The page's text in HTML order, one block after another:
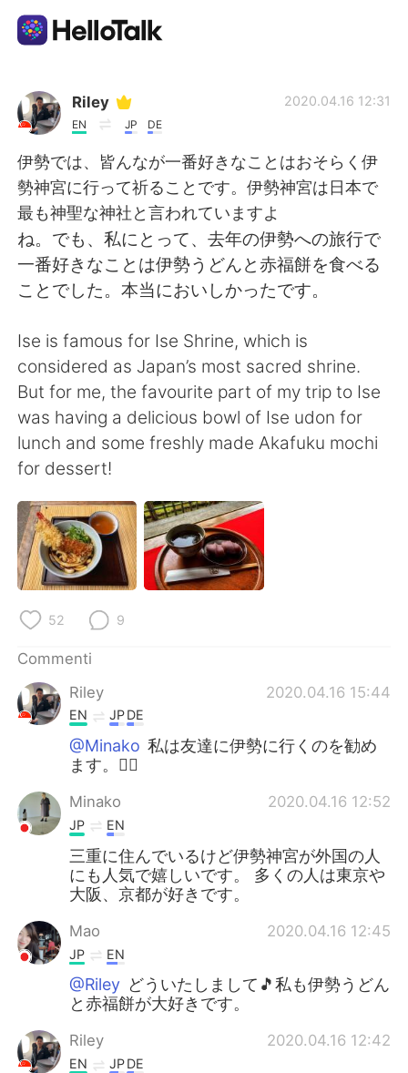
App di scambio linguistico
AI Grammar Checker
Italiano
English 简体中文
العربية Français
Deutsch 日本語
한국어
ไทย Indonesia
Türkçe Tiếng Việt
Português
Riley
EN JP DE
2020.04.16 12:31
伊勢では、皆んなが一番好きなことはおそらく伊
勢神宮に行って祈ることです。伊勢神宮は日本で
最も神聖な神社と言われていますよ
ね。でも、私にとって、去年の伊勢への旅行で
一番好きなことは伊勢うどんと赤福餅を食べる
ことでした。本当においしかったです。
Ise is famous for Ise Shrine, which is
considered as Japan’s most sacred shrine.
But for me, the favourite part of my trip to Ise
was having a delicious bowl of Ise udon for
lunch and some freshly made Akafuku mochi
for dessert!
52 9
Commenti
Riley
2020.04.16 15:44
EN JPDE
@Minako 私は友達に伊勢に行くのを勧め
ます。👍🏻
Minako 2020.04.16 12:52
JP EN
三重に住んでいるけど伊勢神宮が外国の人
にも人気で嬉しいです。 多くの人は東京や
大阪、京都が好きです。
Mao 2020.04.16 12:45
JP EN
@Riley どういたしまして🎵私も伊勢うどん
と赤福餅が大好きです。
Riley 2020.04.16 12:42
EN JPDE